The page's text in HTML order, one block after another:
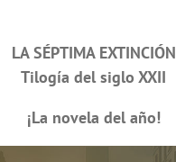
LA SÉPTIMA EXTINCIÓN
Tilogía del siglo XXII
¡La novela del año!